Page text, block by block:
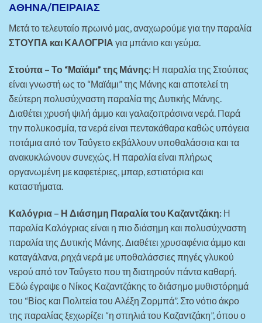
ΑΘΗΝΑ/ΠΕΙΡΑΙΑΣ
Μετά το τελευταίο πρωινό μας, αναχωρούμε για την παραλία
ΣΤΟΥΠΑ και ΚΑΛΟΓΡΙΑ για μπάνιο και γεύμα.
Στούπα – Το “Μαϊάμι” της Μάνης: Η παραλία της Στούπας
είναι γνωστή ως το “Μαϊάμι” της Μάνης και αποτελεί τη
δεύτερη πολυσύχναστη παραλία της Δυτικής Μάνης.
Διαθέτει χρυσή ψιλή άμμο και γαλαζοπράσινα νερά. Παρά
την πολυκοσμία, τα νερά είναι πεντακάθαρα καθώς υπόγεια
ποτάμια από τον Ταΰγετο εκβάλλουν υποθαλάσσια και τα
ανακυκλώνουν συνεχώς. Η παραλία είναι πλήρως
οργανωμένη με καφετέριες, μπαρ, εστιατόρια και
καταστήματα.
Καλόγρια – Η Διάσημη Παραλία του Καζαντζάκη: Η
παραλία Καλόγριας είναι η πιο διάσημη και πολυσύχναστη
παραλία της Δυτικής Μάνης. Διαθέτει χρυσαφένια άμμο και
καταγάλανα, ρηχά νερά με υποθαλάσσιες πηγές γλυκού
νερού από τον Ταΰγετο που τη διατηρούν πάντα καθαρή.
Εδώ έγραψε ο Νίκος Καζαντζάκης το διάσημο μυθιστόρημά
του “Βίος και Πολιτεία του Αλέξη Ζορμπά”. Στο νότιο άκρο
της παραλίας ξεχωρίζει “η σπηλιά του Καζαντζάκη”, όπου ο